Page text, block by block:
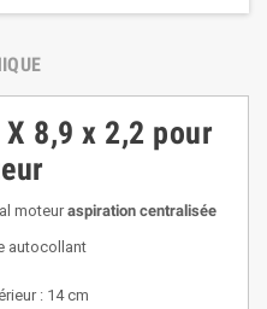
8,9 x 2,2 pour
moteuraspiration centralisée
autocollant
: 14 cm